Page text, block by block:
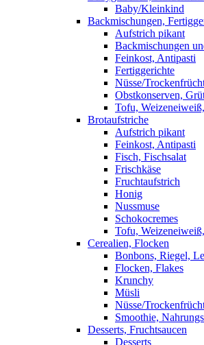
Baby/Kleinkind
Backmischungen,
Aufstrich pikant
Backmischungen
Feinkost, Antipasti
Fertiggerichte
Nüsse/
Obstkonserven,
Tofu,
Brotaufstriche
Aufstrich pikant
Feinkost, Antipasti
Fisch, Fischsalat
Frischkäse
Fruchtaufstrich
Honig
Nussmuse
Schokocremes
Tofu,
Cerealien, Flocken
Bonbons, Riegel,
Flocken, Flakes
Krunchy
Müsli
Nüsse/
Smoothie,
Desserts, Fruchtsaucen
Desserts